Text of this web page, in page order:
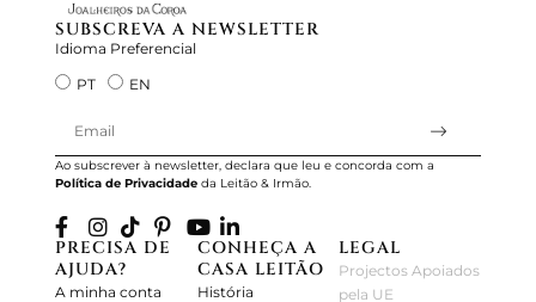
SUBSCREVA A NEWSLETTER
Idioma Preferencial
PT
EN
Ao subscrever à newsletter, declara que leu e concorda com a
Política de Privacidade da Leitão & Irmão.
PRECISA DE
AJUDA?
A minha conta
CONHEÇA A
CASA LEITÃO
História
LEGAL
Projectos Apoiados
pela UE